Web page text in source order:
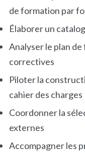
de formation par
Élaborer un
Analyser le plan
correctives
Piloter la
cahier des charges
Coordonner la
externes
Accompagner les